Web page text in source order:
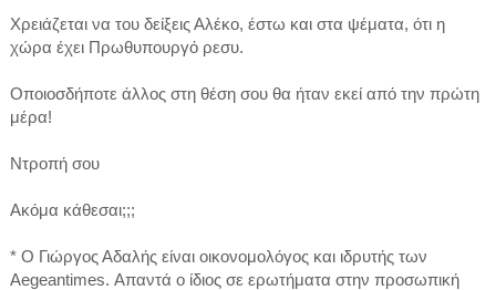
Χρειάζεται να του δείξεις Αλέκο, έστω και στα ψέματα, ότι η
χώρα έχει Πρωθυπουργό ρεσυ.
Οποιοσδήποτε άλλος στη θέση σου θα ήταν εκεί από την πρώτη
μέρα!
Ντροπή σου
Ακόμα κάθεσαι;;;
* Ο Γιώργος Αδαλής είναι οικονομολόγος και ιδρυτής των
Aegeantimes. Απαντά ο ίδιος σε ερωτήματα στην προσωπική